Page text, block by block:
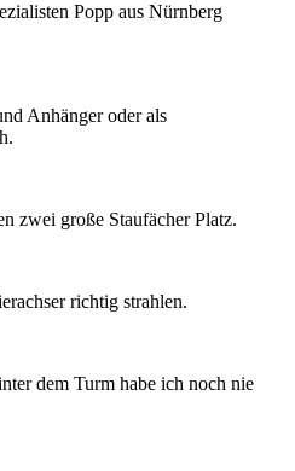
Popp aus Nürnberg
Anhänger oder als
zwei große Staufächer Platz.
richtig strahlen.
dem Turm habe ich noch nie